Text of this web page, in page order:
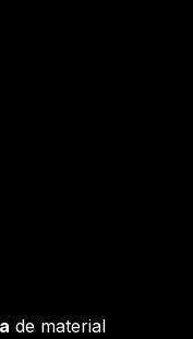
de material